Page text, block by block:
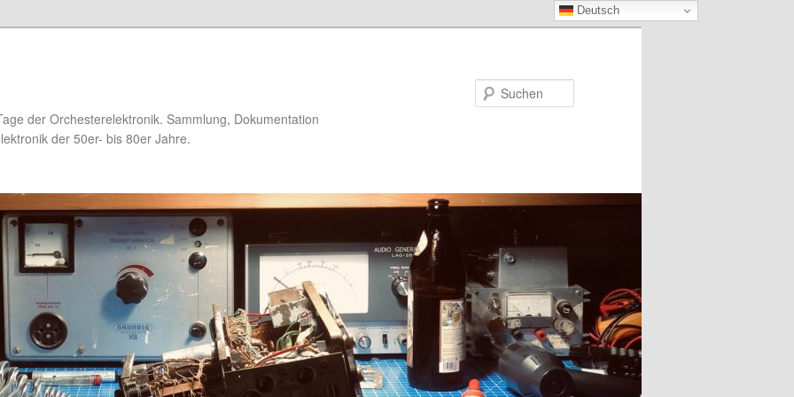
der Orchesterelektronik. Sammlung, Dokumentation
der 50er- bis 80er Jahre.
Deutsch